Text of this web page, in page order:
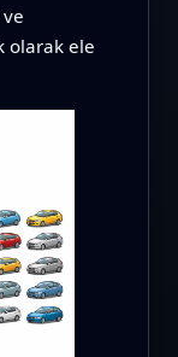
ve
olarak ele